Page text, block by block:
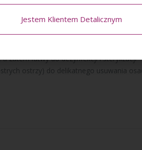
zastosowania
zatem łatwy do dezynfekcji i sterylizacji
ostrzy) do delikatnego usuwania
Jestem Klientem Detalicznym